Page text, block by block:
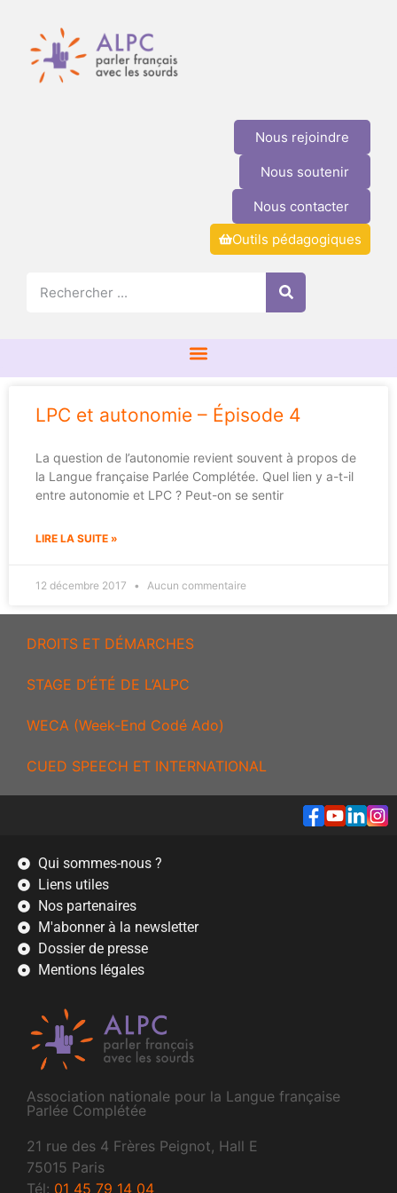
Nous rejoindre
Nous soutenir
Nous contacter
Outils pédagogiques
LPC et autonomie – Épisode 4
La question de l’autonomie revient souvent à propos de
la Langue française Parlée Complétée. Quel lien y a-t-il
entre autonomie et LPC ? Peut-on se sentir
LIRE LA SUITE »
12 décembre 2017 Aucun commentaire
DROITS ET DÉMARCHES
STAGE D’ÉTÉ DE L’ALPC
WECA (Week-End Codé Ado)
CUED SPEECH ET INTERNATIONAL
Association nationale pour la Langue française
Parlée Complétée
21 rue des 4 Frères Peignot, Hall E
75015 Paris
Tél: 01 45 79 14 04
Qui sommes-nous ?
Liens utiles
Nos partenaires
M'abonner à la newsletter
Dossier de presse
Mentions légales